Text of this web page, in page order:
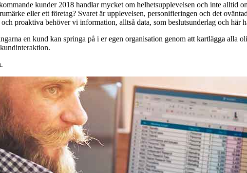
kunder 2018 handlar mycket om helhetsupplevelsen och inte
eller ett företag? Svaret är upplevelsen, personifieringen och det
proaktiva behöver vi information, alltså data, som beslutsunderlag och här
en kund kan springa på i er egen organisation genom att kartlägga alla